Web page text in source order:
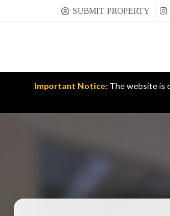
SUBMIT PROPERTY
Important Notice: The website is